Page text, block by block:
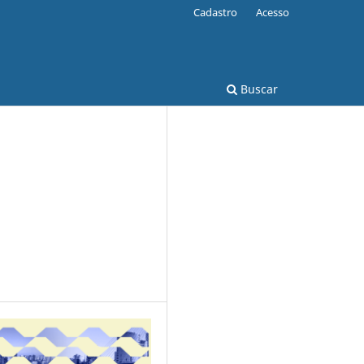
Buscar
Cadastro Acesso